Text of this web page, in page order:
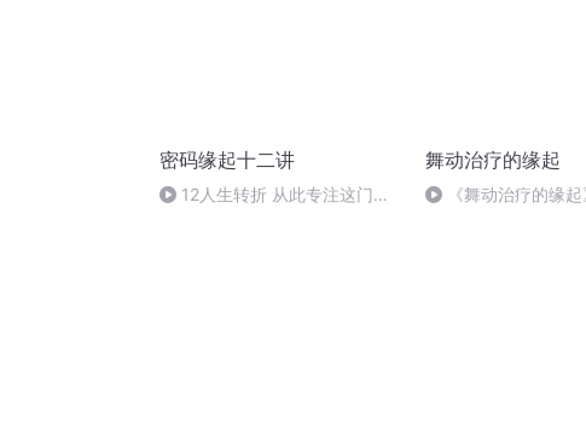
密码缘起十二讲
12人生转折 从此专注这门学
舞动治疗的缘起
《舞动治疗的缘